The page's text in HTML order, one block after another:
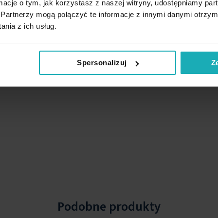
o tym, jak korzystasz z naszej witryny, udostępniamy
mogą połączyć te informacje z innymi danymi
z ich usług.
Spersonalizuj
Podobne produkty